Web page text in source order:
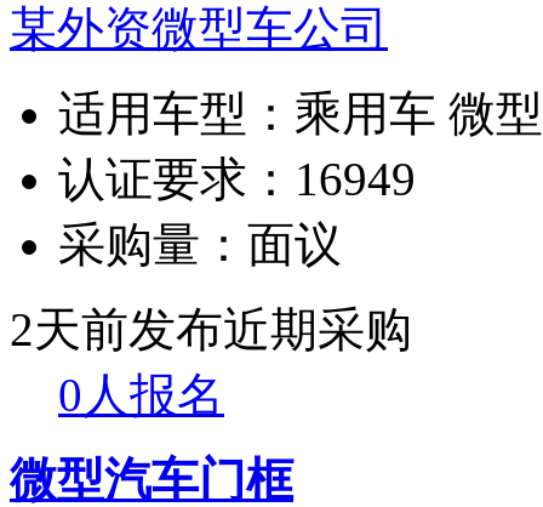
某外资微型车公司
适用车型： 乘用车 微
认证要求： 16949
采购量： 面议
2天前发布近期采购
0人报名
微型汽车门框